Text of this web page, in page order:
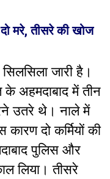
मरे, तीसरे की खोज
जारी है।
अहमदाबाद में तीन
उतरे थे। नाले में
दो कर्मियों की
पुलिस और
लिया। तीसरे